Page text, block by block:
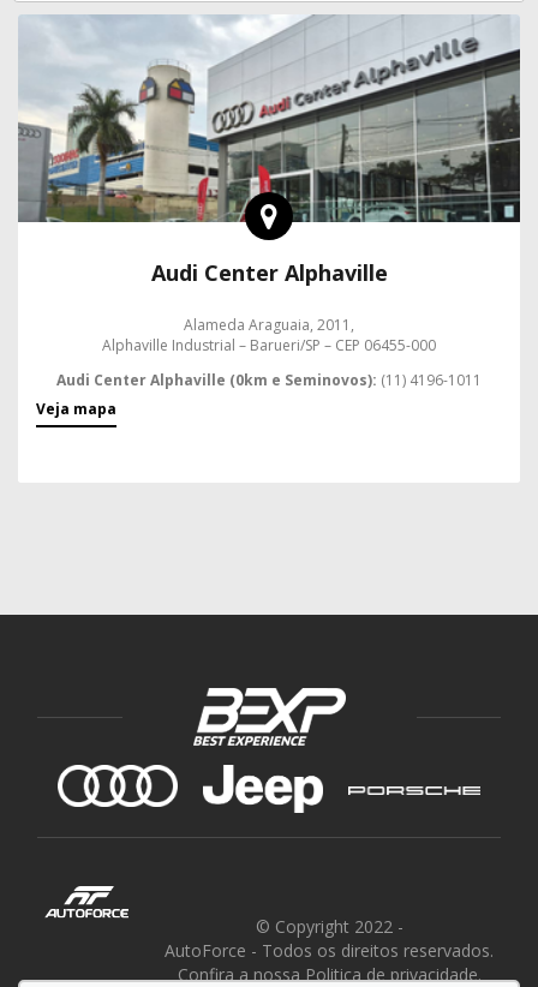
Audi Center Alphaville
Alameda Araguaia, 2011,
Alphaville Industrial – Barueri/SP – CEP 06455-000
Audi Center Alphaville (0km e Seminovos): (11) 4196-1011
Veja mapa
© Copyright 2022 -
AutoForce - Todos os direitos reservados.
Confira a nossaPolitica de privacidade.